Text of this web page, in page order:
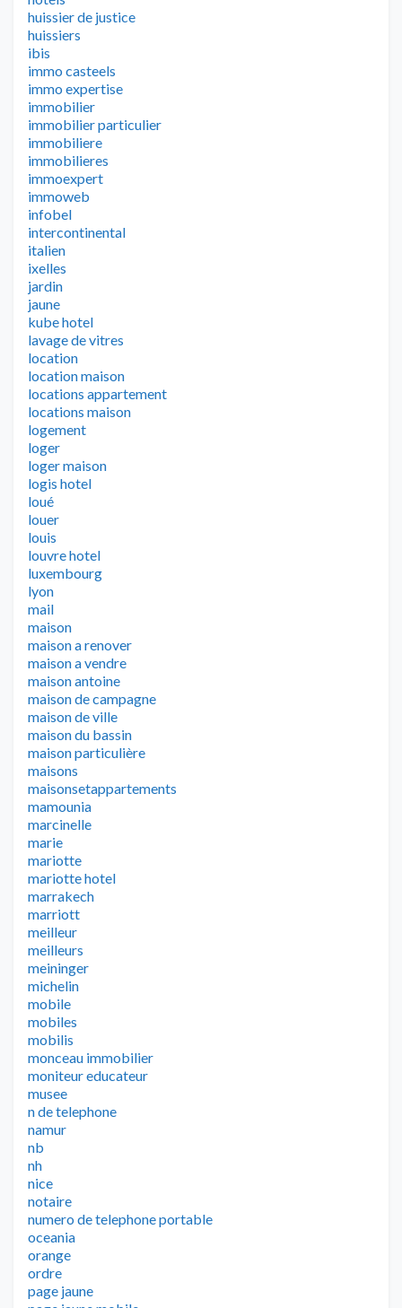
huissier de justice
huissiers
ibis
immo casteels
immo expertise
immobilier
immobilier particulier
immobiliere
immobilieres
immoexpert
immoweb
infobel
intercontinental
italien
ixelles
jardin
jaune
kube hotel
lavage de vitres
location
location maison
locations appartement
locations maison
logement
loger
loger maison
logis hotel
loué
louer
louis
louvre hotel
luxembourg
lyon
mail
maison
maison a renover
maison a vendre
maison antoine
maison de campagne
maison de ville
maison du bassin
maison particulière
maisons
maisonsetappartements
mamounia
marcinelle
marie
mariotte
mariotte hotel
marrakech
marriott
meilleur
meilleurs
meininger
michelin
mobile
mobiles
mobilis
monceau immobilier
moniteur educateur
musee
n de telephone
namur
nb
nh
nice
notaire
numero de telephone portable
oceania
orange
ordre
page jaune